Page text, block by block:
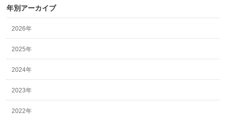
年別アーカイブ
2026年
2025年
2024年
2023年
2022年